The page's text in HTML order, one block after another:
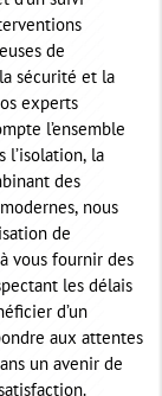
de
sécurité et la
experts
l’ensemble
l’isolation, la
des
nous
de
vous fournir des
les délais
d’un
aux attentes
un avenir de